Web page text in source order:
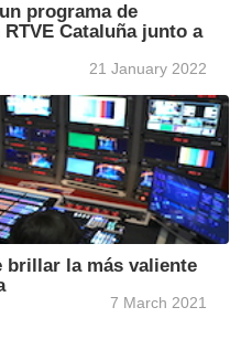
programa de
Cataluña junto a
21 January 2022
brillar la más valiente
7 March 2021